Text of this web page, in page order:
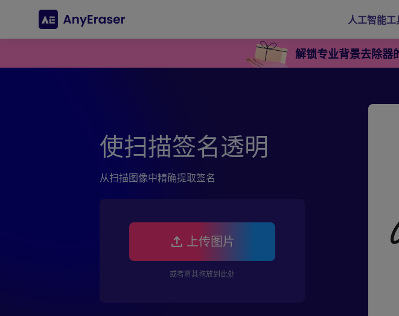
人工智能工
解锁专业背景去除器
使扫描签名透明
从扫描图像中精确提取签名
上传图片
或者将其拖放到此处